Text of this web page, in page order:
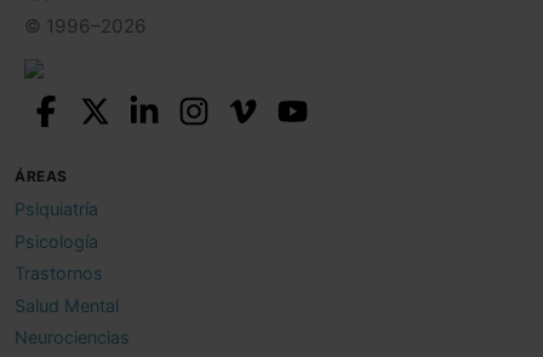
© 1996–2026
ÁREAS
Psiquiatría
Psicología
Trastornos
Salud Mental
Neurociencias